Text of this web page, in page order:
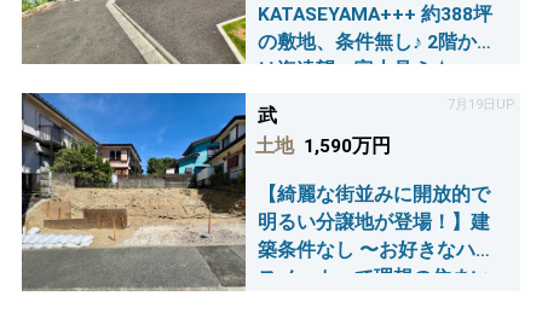
KATASEYAMA+++ 約388坪
の敷地、条件無し♪ 2階から
は海遠望・富士見え☆
7月19日UP
武
土地 1,590万円
【綺麗な街並みに開放的で
明るい分譲地が登場！】建
築条件なし 〜お好きなハウ
スメーカーで理想の住まい